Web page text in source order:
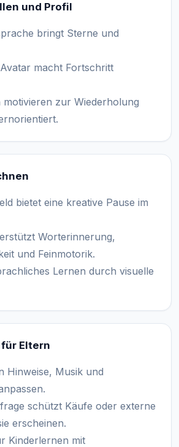
und Profil
bringt Sterne und
macht Fortschritt
motivieren zur Wiederholung
bietet eine kreative Pause im
Worterinnerung,
und Feinmotorik.
Lernen durch visuelle
Eltern
Hinweise, Musik und
schützt Käufe oder externe
erscheinen.
Kinderlernen mit